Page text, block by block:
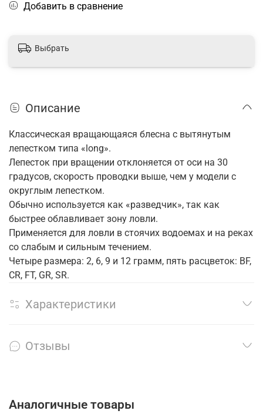
Добавить в сравнение
Выбрать
Описание
Классическая вращающаяся блесна с вытянутым
лепестком типа «long».
Лепесток при вращении отклоняется от оси на 30
градусов, скорость проводки выше, чем у модели с
округлым лепестком.
Обычно используется как «разведчик», так как
быстрее облавливает зону ловли.
Применяется для ловли в стоячих водоемах и на реках
со слабым и сильным течением.
Четыре размера: 2, 6, 9 и 12 грамм, пять расцветок: BF,
CR, FT, GR, SR.
Характеристики
Отзывы
Аналогичные товары